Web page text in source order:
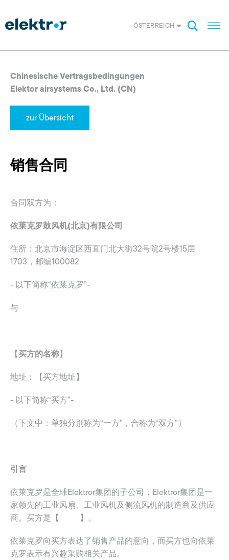
ÖSTERREICH
Chinesische Vertragsbedingungen
Elektor airsystems Co., Ltd. (CN)
zur Übersicht
销售合同
合同双方为：
依莱克罗鼓风机(北京)有限公司
住所：北京市海淀区西直门北大街32号院2号楼15层
1703，邮编100082
- 以下简称“依莱克罗”-
与
【买方的名称】
地址：【买方地址】
- 以下简称“买方”-
（下文中：单独分别称为“一方”，合称为“双方”）
引言
依莱克罗是全球Elektror集团的子公司，Elektror集团是一
家领先的工业风扇、工业风机及侧流风机的制造商及供应
商。买方是【 】。
依莱克罗向买方表达了销售产品的意向，而买方也向依莱
克罗表示有兴趣采购相关产品。